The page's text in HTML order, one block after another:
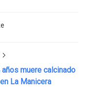
muere calcinado
La Manicera